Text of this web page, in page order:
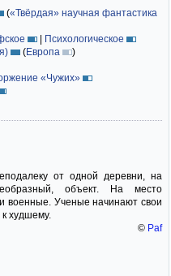
(«Твёрдая» научная фантастика
| Психологическое
(Европа
)
«Чужих»
от одной деревни, на
объект. На место
военные. Ученые начинают свои
худшему.
© Paf